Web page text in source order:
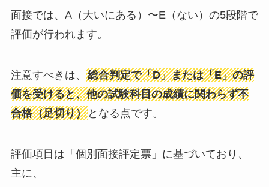
面接では、A（大いにある）〜E（ない）の5段階で
評価が行われます。
注意すべきは、 総合判定で「D」または「E」の評
価を受けると、他の試験科目の成績に関わらず不
合格（足切り）となる点です。
評価項目は「個別面接評定票」に基づいており、
主に、